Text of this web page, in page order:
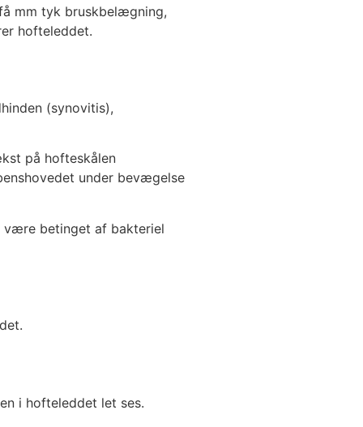
mm tyk bruskbelægning,
hofteleddet.
(synovitis),
på hofteskålen
under bevægelse
betinget af bakteriel
i hofteleddet let ses.